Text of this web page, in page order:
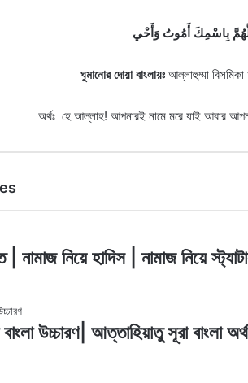
بِاسْمِكَ أَمُوتُ وَأَحْي
ঘুমানোর দোয়া বাংলায়ঃআল্লাহুম্মা
অর্থঃ হে আল্লাহ! আপনারই নামে মরে যাই আবার
| নামাজ নিয়ে হাদিস | নামাজ নিয়ে
উচ্চারণ| আত্তাহিয়াতু সূরা বাংলা অর্থ